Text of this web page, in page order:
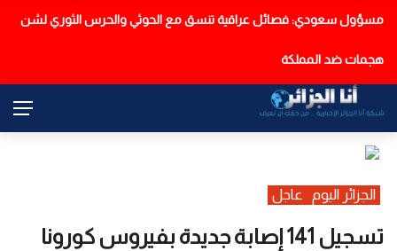
عاجل
مسؤول سعودي: فصائل عراقية تنسق مع الحوثي والحرس الثوري لشن
هجمات ضد المملكة
الجزائر اليوم عاجل
تسجيل 141 إصابة جديدة بفيروس كورونا